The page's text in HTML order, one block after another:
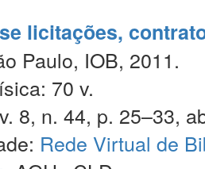
licitações,
Paulo, IOB, 2011.
70 v.
8, n. 44, p. 25–33,
Rede Virtual de